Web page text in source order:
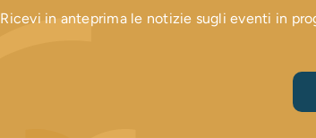
Ricevi in anteprima le notizie sugli eventi in